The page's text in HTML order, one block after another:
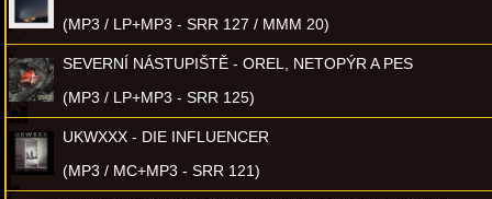
(MP3 / LP+MP3 - SRR 127 / MMM 20)
SEVERNÍ NÁSTUPIŠTĚ - OREL, NETOPÝR A PES
(MP3 / LP+MP3 - SRR 125)
UKWXXX - DIE INFLUENCER
(MP3 / MC+MP3 - SRR 121)